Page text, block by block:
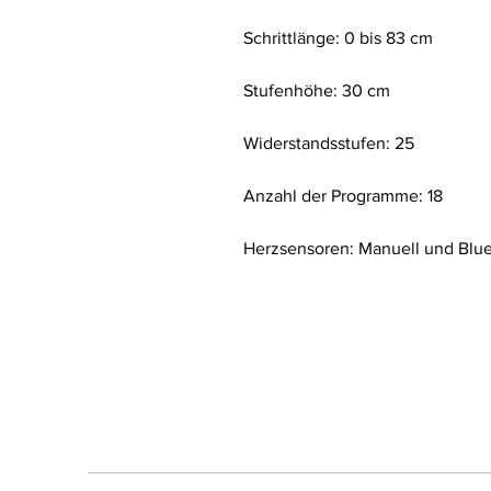
Schrittlänge: 0 bis 83 cm
Stufenhöhe: 30 cm
Widerstandsstufen: 25
Anzahl der Programme: 18
Herzsensoren: Manuell und